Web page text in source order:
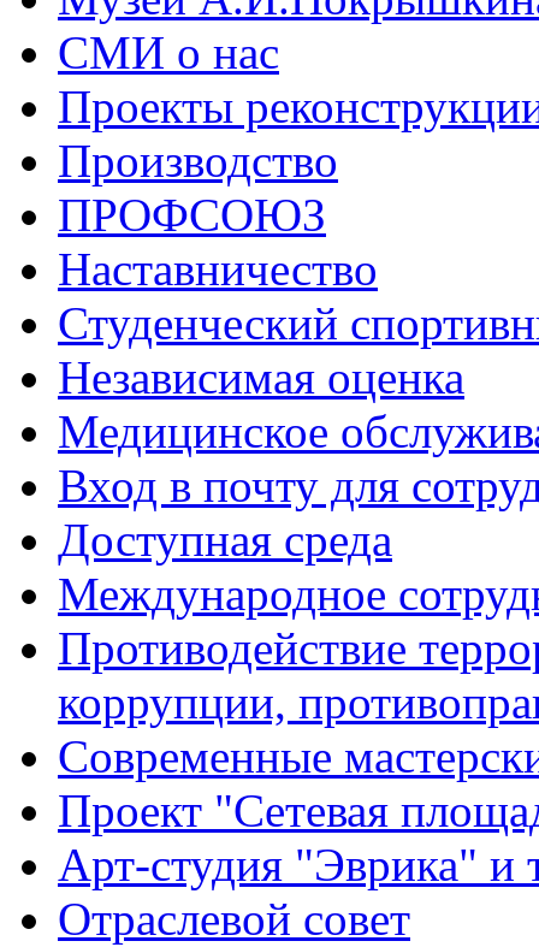
СМИ о нас
Проекты
Производство
ПРОФСОЮЗ
Наставничество
Студенческий
Независимая оценка
Медицинское
Вход в почту для
Доступная среда
Международное
Противодействие
коррупции,
Современные
Проект "Сетевая
Арт-студия "Эврика" и
Отраслевой совет